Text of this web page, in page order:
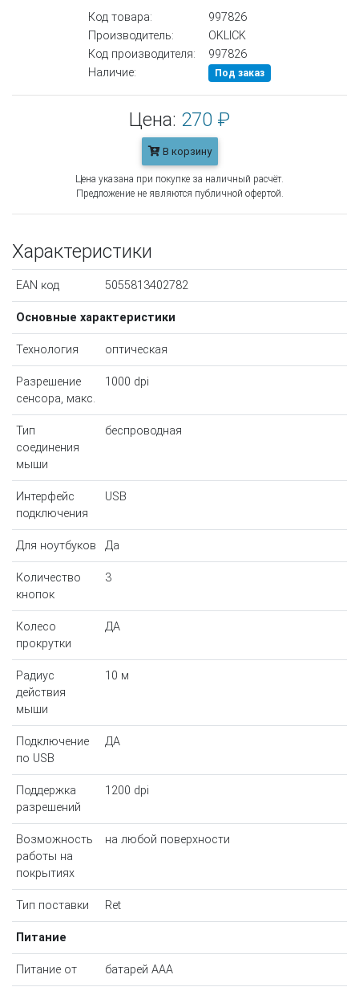
Код товара:
997826
Производитель:
OKLICK
Код производителя:
997826
Наличие:
Под заказ
Цена: 270 ₽
В корзину
Цена указана при покупке за наличный расчёт.
Предложение не являются публичной офертой.
Характеристики
EAN код 5055813402782
Основные характеристики
Технология оптическая
Разрешение
сенсора, макс.
1000 dpi
Тип
соединения
мыши
беспроводная
Интерфейс
подключения
USB
Для ноутбуков Да
Количество
кнопок
3
Колесо
прокрутки
ДА
Радиус
действия
мыши
10 м
Подключение
по USB
ДА
Поддержка
разрешений
1200 dpi
Возможность
работы на
покрытиях
на любой поверхности
Тип поставки Ret
Питание
Питание от батарей AAA